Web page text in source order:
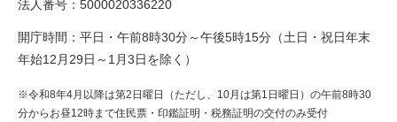
法人番号：5000020336220
開庁時間：平日・午前8時30分～午後5時15分（土日・祝日年末
年始12月29日～1月3日を除く）
※令和8年4月以降は第2日曜日（ただし、10月は第1日曜日）の午前8時30
分からお昼12時まで住民票・印鑑証明・税務証明の交付のみ受付